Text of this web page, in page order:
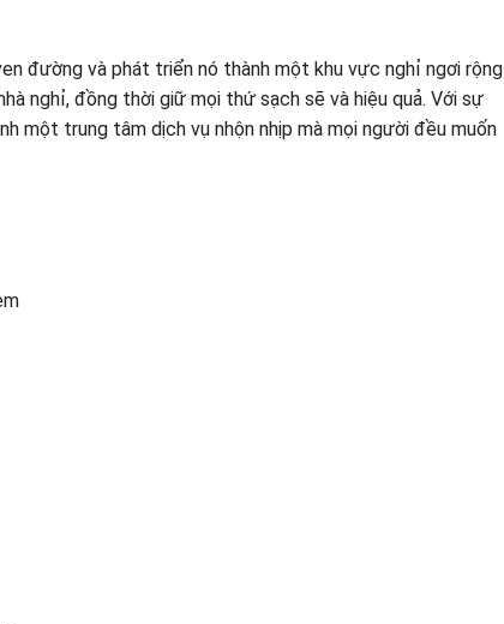
đường và phát triển nó thành một khu vực nghỉ ngơi rộng
nghỉ, đồng thời giữ mọi thứ sạch sẽ và hiệu quả. Với sự
một trung tâm dịch vụ nhộn nhịp mà mọi người đều muốn